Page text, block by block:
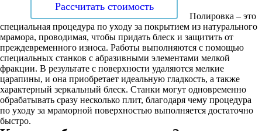
Рассчитать стоимость
Полировка – это
специальная процедура по уходу за покрытием из натурального
мрамора, проводимая, чтобы придать блеск и защитить от
преждевременного износа. Работы выполняются с помощью
специальных станков с абразивными элементами мелкой
фракции. В результате с поверхности удаляются мелкие
царапины, и она приобретает идеальную гладкость, а также
характерный зеркальный блеск. Станки могут одновременно
обрабатывать сразу несколько плит, благодаря чему процедура
по уходу за мраморной поверхностью выполняется достаточно
быстро.